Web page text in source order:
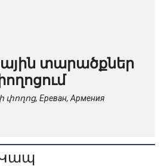
տարածքներ
Ереван, Армения